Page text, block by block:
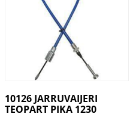
10126 JARRUVAIJERI
TEOPART PIKA 1230